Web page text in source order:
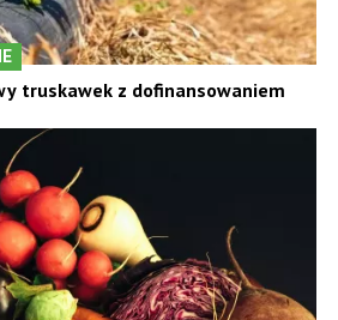
truskawek z dofinansowaniem